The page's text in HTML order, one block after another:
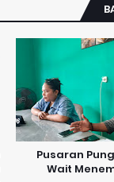
Pusaran
Wait